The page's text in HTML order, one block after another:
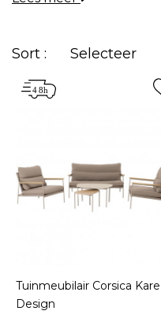
Sort : Selecteer
Tuinmeubilair Corsica Kare
Design